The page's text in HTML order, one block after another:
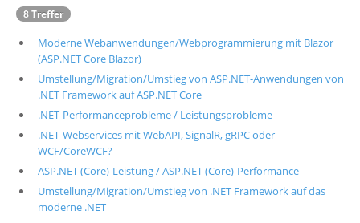
Wissen
Über uns
8 Treffer
Moderne Webanwendungen/Webprogrammierung mit Blazor
(ASP.NET Core Blazor)
Umstellung/Migration/Umstieg von ASP.NET-Anwendungen von
.NET Framework auf ASP.NET Core
.NET-Performanceprobleme / Leistungsprobleme
.NET-Webservices mit WebAPI, SignalR, gRPC oder
WCF/CoreWCF?
ASP.NET (Core)-Leistung / ASP.NET (Core)-Performance
Umstellung/Migration/Umstieg von .NET Framework auf das
moderne .NET